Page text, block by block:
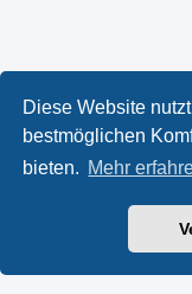
Diese Website
bestmöglichen
bieten. Mehr